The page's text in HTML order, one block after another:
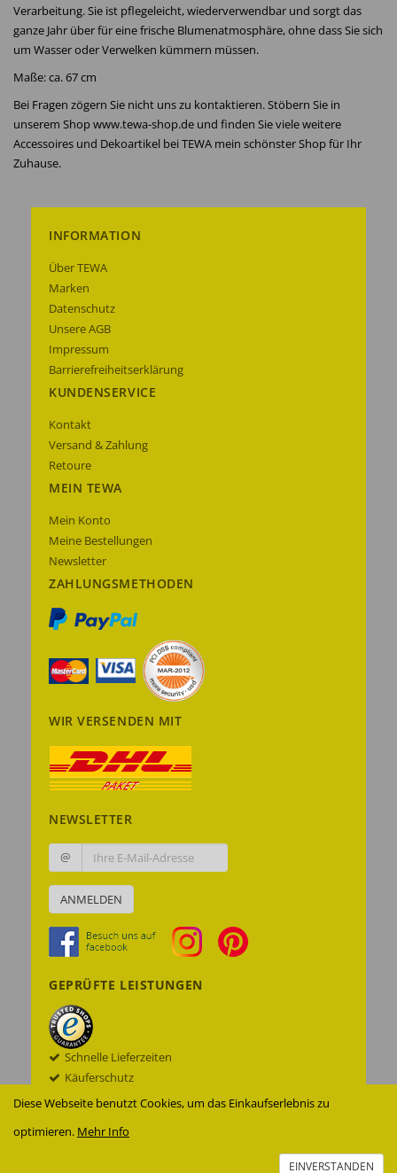
Diese Webseite benutzt Cookies, um das Einkaufserlebnis zu
optimieren. Mehr Info
EINVERSTANDEN
Verarbeitung. Sie ist pflegeleicht, wiederverwendbar und sorgt das
ganze Jahr über für eine frische Blumenatmosphäre, ohne dass Sie sich
um Wasser oder Verwelken kümmern müssen.
Maße: ca. 67 cm
Bei Fragen zögern Sie nicht uns zu kontaktieren. Stöbern Sie in
unserem Shop www.tewa-shop.de und finden Sie viele weitere
Accessoires und Dekoartikel bei TEWA mein schönster Shop für Ihr
Zuhause.
INFORMATION
Über TEWA
Marken
Datenschutz
Unsere AGB
Impressum
Barrierefreiheitserklärung
KUNDENSERVICE
Kontakt
Versand & Zahlung
Retoure
MEIN TEWA
Mein Konto
Meine Bestellungen
Newsletter
ZAHLUNGSMETHODEN
WIR VERSENDEN MIT
NEWSLETTER
@
ANMELDEN
GEPRÜFTE LEISTUNGEN
Schnelle Lieferzeiten
Käuferschutz
Datenschutz
Verschlüsselung